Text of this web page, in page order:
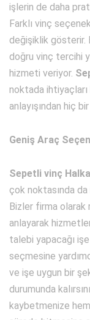
işlerin de daha
Farklı vinç
değişiklik gösterir.
doğru vinç tercihi
hizmeti veriyor.
noktada
anlayışından hiç
Geniş Araç
Sepetli vinç
çok noktasında
Bizler firma olarak
anlayarak
talebi yapacağı
seçmesine
ve işe uygun bir
durumunda
kaybetmenize